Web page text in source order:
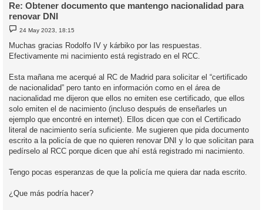
Re: Obtener documento que mantengo nacionalidad para
renovar DNI
M
e
s
a
24 May 2023, 18:15
Muchas gracias Rodolfo IV y kárbiko por las respuestas.
Efectivamente mi nacimiento está registrado en el RCC.
Esta mañana me acerqué al RC de Madrid para solicitar el “certificado
de nacionalidad” pero tanto en información como en el área de
nacionalidad me dijeron que ellos no emiten ese certificado, que ellos
solo emiten el de nacimiento (incluso después de enseñarles un
ejemplo que encontré en internet). Ellos dicen que con el Certificado
literal de nacimiento sería suficiente. Me sugieren que pida documento
escrito a la policía de que no quieren renovar DNI y lo que solicitan para
pedírselo al RCC porque dicen que ahí está registrado mi nacimiento.
Tengo pocas esperanzas de que la policía me quiera dar nada escrito.
¿Que más podría hacer?